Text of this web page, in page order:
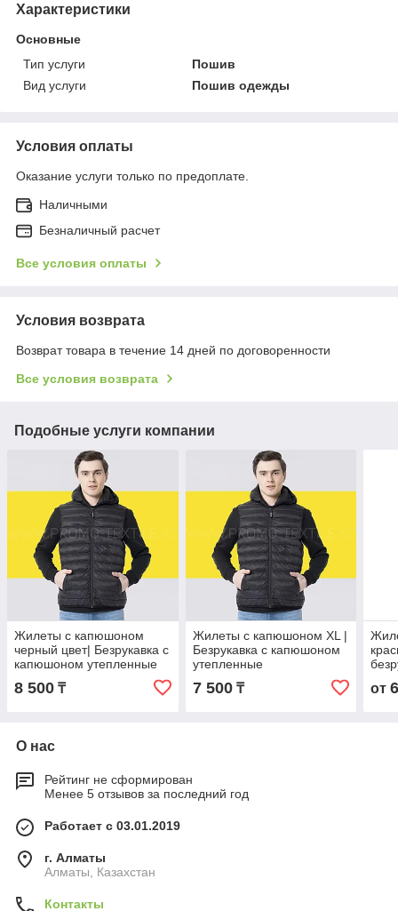
Характеристики
Основные
Тип услуги
Пошив
Вид услуги
Пошив одежды
Условия оплаты
Оказание услуги только по предоплате.
Наличными
Безналичный расчет
Все условия оплаты
Условия возврата
Возврат товара в течение 14 дней по договоренности
Все условия возврата
Подобные услуги компании
Жилеты с капюшоном
черный цвет| Безрукавка с
капюшоном утепленные
8 500 ₸
Жилеты с капюшоном XL |
Безрукавка с капюшоном
утепленные
7 500₸ от
О нас
Рейтинг не сформирован
Менее 5 отзывов за последний год
Работает с 03.01.2019
г. Алматы
Алматы, Казахстан
Контакты